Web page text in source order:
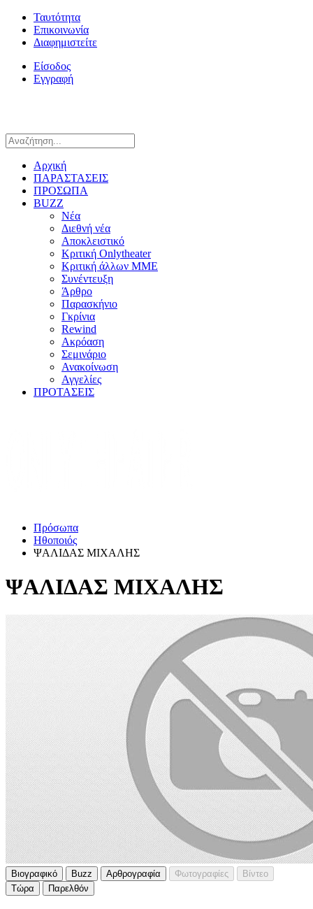
Ταυτότητα
Επικοινωνία
Διαφημιστείτε
Είσοδος
Εγγραφή
Αρχική
ΠΑΡΑΣΤΑΣΕΙΣ
ΠΡΟΣΩΠΑ
BUZZ
Νέα
Διεθνή νέα
Αποκλειστικό
Κριτική Onlytheater
Κριτική άλλων ΜΜΕ
Συνέντευξη
Άρθρο
Παρασκήνιο
Γκρίνια
Rewind
Ακρόαση
Σεμινάριο
Ανακοίνωση
Αγγελίες
ΠΡΟΤΑΣΕΙΣ
Πρόσωπα
Ηθοποιός
ΨΑΛΙΔΑΣ ΜΙΧΑΛΗΣ
ΨΑΛΙΔΑΣ ΜΙΧΑΛΗΣ
Βιογραφικό Buzz Αρθρογραφία Φωτογραφίες
Βίντεο
Τώρα
Παρελθόν